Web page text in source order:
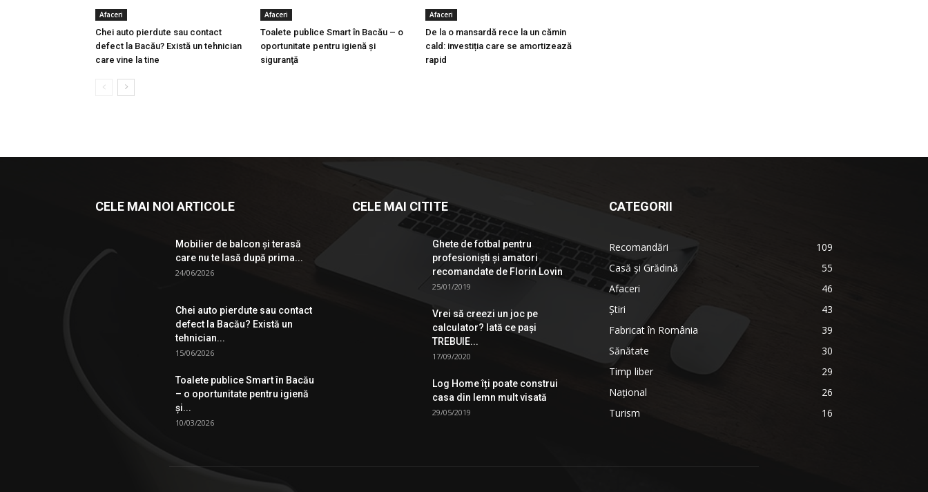
Afaceri
Chei auto pierdute sau contact
defect la Bacău? Există un tehnician
care vine la tine
Afaceri
Toalete publice Smart în Bacău – o
oportunitate pentru igienă şi
siguranţă
Afaceri
De la o mansardă rece la un cămin
cald: investiția care se amortizează
rapid
CELE MAI NOI ARTICOLE
Mobilier de balcon și terasă
care nu te lasă după prima...
24/06/2026
Chei auto pierdute sau contact
defect la Bacău? Există un
tehnician...
15/06/2026
Toalete publice Smart în Bacău
– o oportunitate pentru igienă
şi...
10/03/2026
CELE MAI CITITE
Ghete de fotbal pentru
profesionişti şi amatori
recomandate de Florin Lovin
25/01/2019
Vrei să creezi un joc pe
calculator? Iată ce pași
TREBUIE...
17/09/2020
Log Home îți poate construi
casa din lemn mult visată
29/05/2019
CATEGORII
Recomandări
109
Casă şi Grădină
55
Afaceri
46
Ştiri
43
Fabricat în România
39
Sănătate
30
Timp liber
29
Național
26
Turism
16